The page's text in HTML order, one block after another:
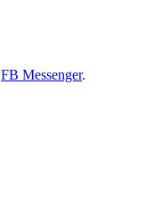
FB Messenger.